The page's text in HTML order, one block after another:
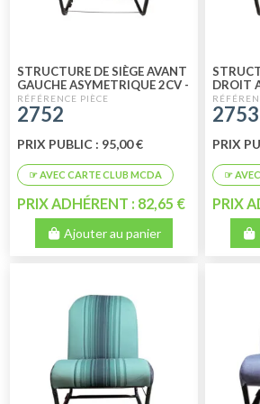
STRUCTURE DE SIÈGE AVANT
GAUCHE ASYMETRIQUE 2CV -
DYANE - ACADIANE
(CHAUFFEUR)
2752
PRIX PUBLIC : 95,00 €
PRIX ADHÉRENT : 82,65 €
Ajouter au panier
DROIT
DYANE -
2753
PRIX
PRIX